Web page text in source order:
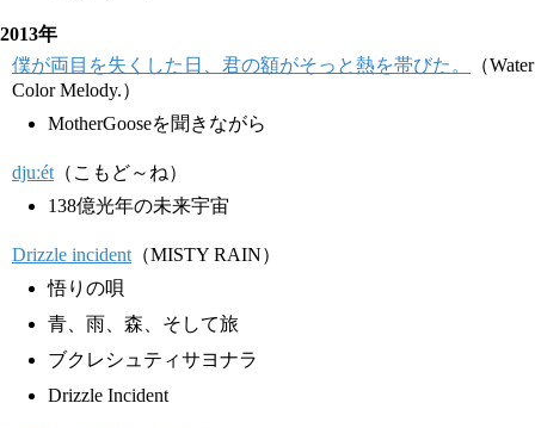
2013年
僕が両目を失くした日、君の額がそっと熱を帯びた。
（Water
Color Melody.）
MotherGooseを聞きながら
djuːét （こもど～ね）
138億光年の未来宇宙
Drizzle incident （MISTY RAIN）
悟りの唄
青、雨、森、そして旅
ブクレシュティサヨナラ
Drizzle Incident